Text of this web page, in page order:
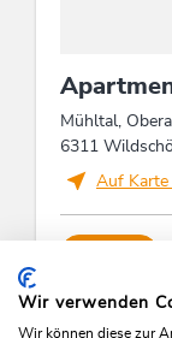
Mühltal,
6311
Auf Karte
Wir verwenden
Wir können diese zur